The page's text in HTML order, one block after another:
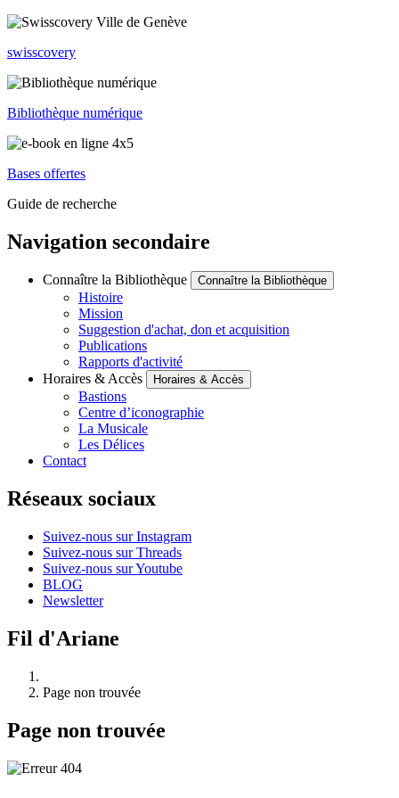
swisscovery
Bibliothèque numérique
Bases offertes
Guide de recherche
Navigation secondaire
Connaître la Bibliothèque Connaître la Bibliothèque
Histoire
Mission
Suggestion d'achat, don et acquisition
Publications
Rapports d'activité
Horaires & Accès
Horaires & Accès
Bastions
Centre d’iconographie
La Musicale
Les Délices
Contact
Réseaux sociaux
Suivez-nous sur Instagram
Suivez-nous sur Threads
Suivez-nous sur Youtube
BLOG
Newsletter
Fil d'Ariane
Page non trouvée
Page non trouvée